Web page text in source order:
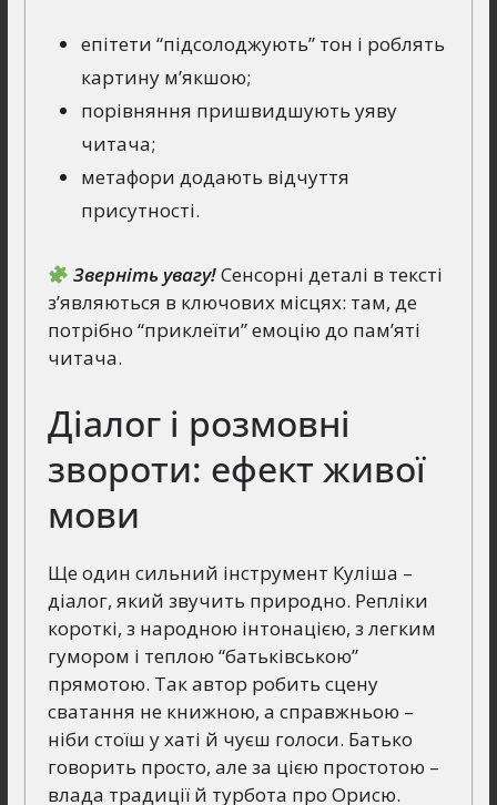
епітети “підсолоджують” тон і роблять
картину м’якшою;
порівняння пришвидшують уяву
читача;
метафори додають відчуття
присутності.
Зверніть увагу!Сенсорні деталі в тексті
з’являються в ключових місцях: там, де
потрібно “приклеїти” емоцію до пам’яті
читача.
Діалог і розмовні
звороти: ефект живої
мови
Ще один сильний інструмент Куліша –
діалог, який звучить природно. Репліки
короткі, з народною інтонацією, з легким
гумором і теплою “батьківською”
прямотою. Так автор робить сцену
сватання не книжною, а справжньою –
ніби стоїш у хаті й чуєш голоси. Батько
говорить просто, але за цією простотою –
влада традиції й турбота про Орисю.